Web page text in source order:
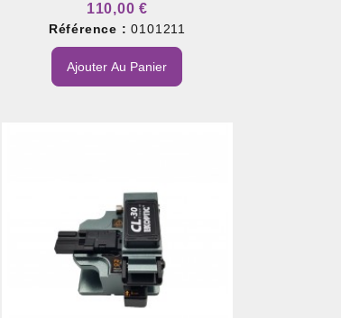
110,00 €
Référence : 0101211
Ajouter Au Panier